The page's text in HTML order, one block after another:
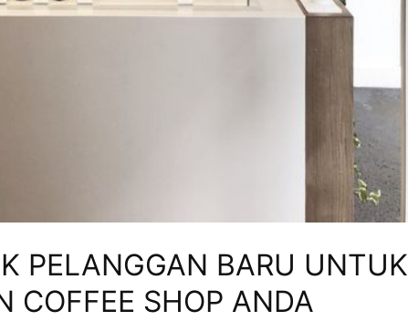
PELANGGAN BARU UNTUK
COFFEE SHOP ANDA